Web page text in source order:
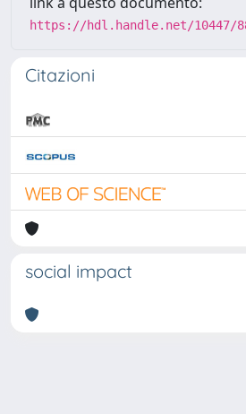
https://hdl.handle.net/10447/
Citazioni
social impact